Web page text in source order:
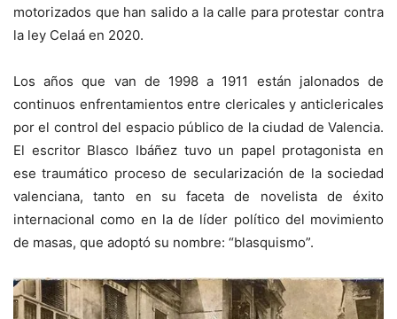
motorizados que han salido a la calle para protestar contra
la ley Celaá en 2020.
Los años que van de 1998 a 1911 están jalonados de
continuos enfrentamientos entre clericales y anticlericales
por el control del espacio público de la ciudad de Valencia.
El escritor Blasco Ibáñez tuvo un papel protagonista en
ese traumático proceso de secularización de la sociedad
valenciana, tanto en su faceta de novelista de éxito
internacional como en la de líder político del movimiento
de masas, que adoptó su nombre: “blasquismo”.